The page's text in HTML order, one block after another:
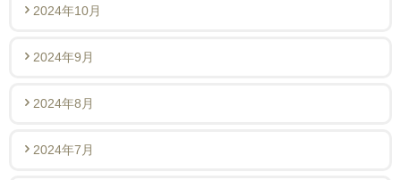
2024年10月
2024年9月
2024年8月
2024年7月